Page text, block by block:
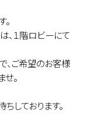
、１階ロビーにて
、ご希望のお客様
。
しております。